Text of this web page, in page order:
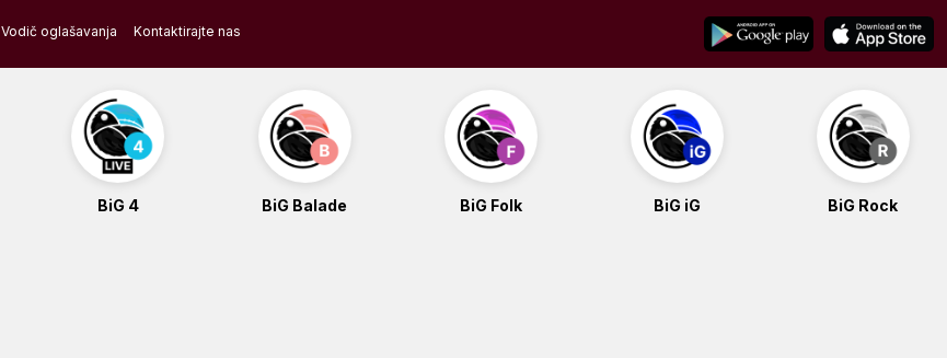
Vodič oglašavanja Kontaktirajte nas
BiG 4 BiG Balade BiG Folk BiG iG BiG Rock